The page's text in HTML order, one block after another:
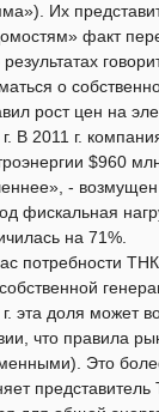
Их
факт
результатах
о
рост цен на
В 2011 г.
$960
-
фискальная
на 71%.
потребности
эта доля может
что правила
Это